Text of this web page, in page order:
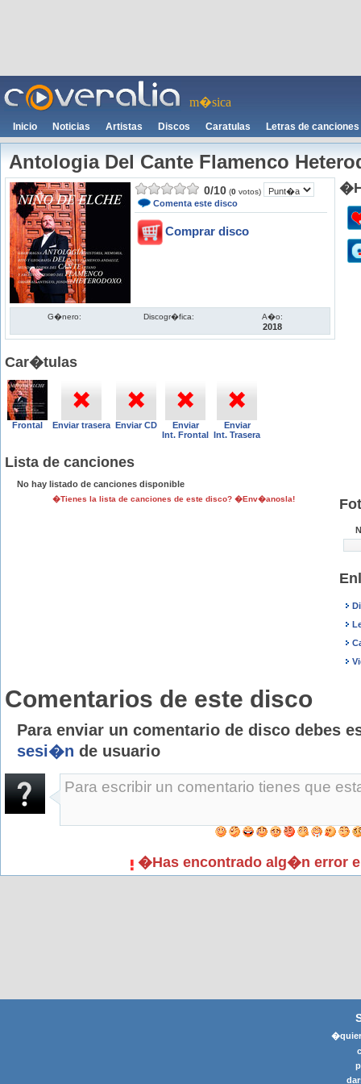
m�sica
Inicio Noticias Artistas Discos Caratulas Letras de canciones
Antologia Del Cante Flamenco
0/10 (0 votos)
Comenta este disco
Comprar disco
G�nero: Discogr�fica: A�o:
2018
Car�tulas
Frontal Enviar trasera Enviar CD
Enviar
Int. Frontal
Enviar
Int. Trasera
Lista de canciones
No hay listado de canciones disponible
�Tienes la lista de canciones de este disco? �Env�anosla!
Comentarios de este disco
Para enviar un comentario de disco debes
sesi�n de usuario
�Has encontrado alg�n error